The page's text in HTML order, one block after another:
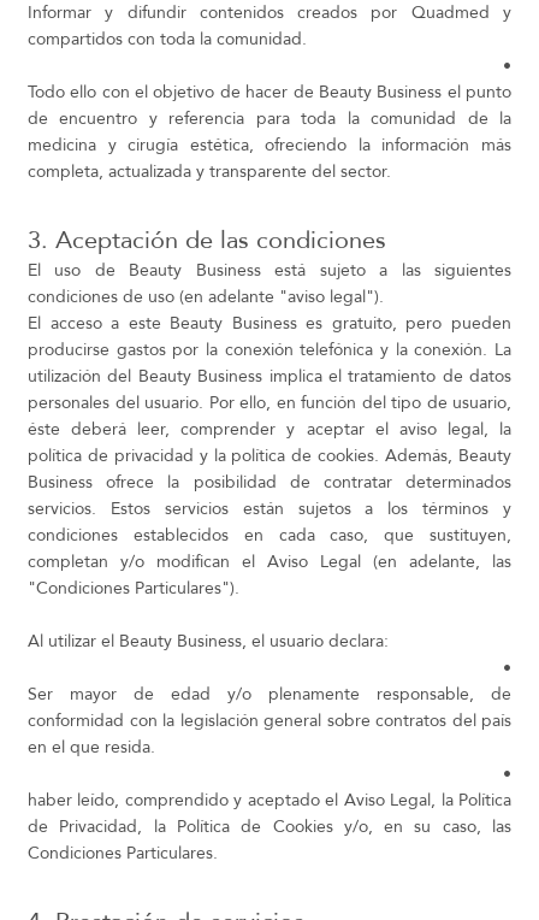
Informar y difundir contenidos creados por Quadmed y
compartidos con toda la comunidad.
•
Todo ello con el objetivo de hacer de Beauty Business el punto
de encuentro y referencia para toda la comunidad de la
medicina y cirugía estética, ofreciendo la información más
completa, actualizada y transparente del sector.
3. Aceptación de las condiciones
El uso de Beauty Business está sujeto a las siguientes
condiciones de uso (en adelante "aviso legal").
El acceso a este Beauty Business es gratuito, pero pueden
producirse gastos por la conexión telefónica y la conexión. La
utilización del Beauty Business implica el tratamiento de datos
personales del usuario. Por ello, en función del tipo de usuario,
éste deberá leer, comprender y aceptar el aviso legal, la
política de privacidad y la política de cookies. Además, Beauty
Business ofrece la posibilidad de contratar determinados
servicios. Estos servicios están sujetos a los términos y
condiciones establecidos en cada caso, que sustituyen,
completan y/o modifican el Aviso Legal (en adelante, las
"Condiciones Particulares").
Al utilizar el Beauty Business, el usuario declara:
•
Ser mayor de edad y/o plenamente responsable, de
conformidad con la legislación general sobre contratos del país
en el que resida.
•
haber leído, comprendido y aceptado el Aviso Legal, la Política
de Privacidad, la Política de Cookies y/o, en su caso, las
Condiciones Particulares.